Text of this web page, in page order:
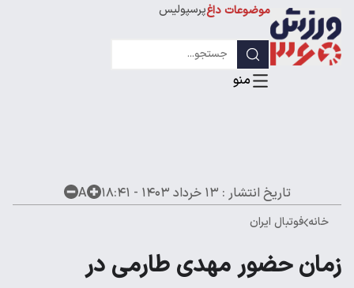
موضوعات داغپرسپولیس
لیگ قهرمانان
تاریخ انتشار : ۱۳ خرداد ۱۴۰۳ - ۱۸:۴۱ A
خانه فوتبال ایران
زمان حضور مهدی طارمی در